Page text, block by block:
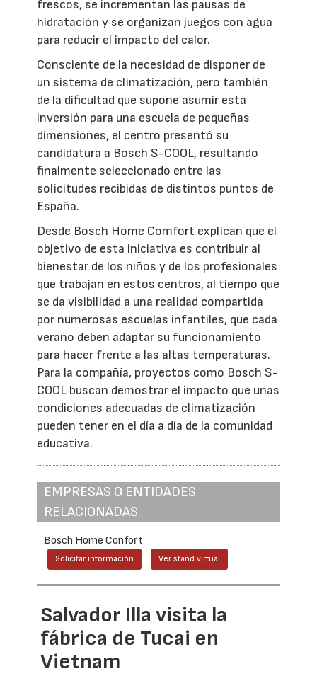
frescos, se incrementan las pausas de
hidratación y se organizan juegos con agua
para reducir el impacto del calor.
Consciente de la necesidad de disponer de
un sistema de climatización, pero también
de la dificultad que supone asumir esta
inversión para una escuela de pequeñas
dimensiones, el centro presentó su
candidatura a Bosch S-COOL, resultando
finalmente seleccionado entre las
solicitudes recibidas de distintos puntos de
España.
Desde Bosch Home Comfort explican que el
objetivo de esta iniciativa es contribuir al
bienestar de los niños y de los profesionales
que trabajan en estos centros, al tiempo que
se da visibilidad a una realidad compartida
por numerosas escuelas infantiles, que cada
verano deben adaptar su funcionamiento
para hacer frente a las altas temperaturas.
Para la compañía, proyectos como Bosch S-
COOL buscan demostrar el impacto que unas
condiciones adecuadas de climatización
pueden tener en el día a día de la comunidad
educativa.
EMPRESAS O ENTIDADES
RELACIONADAS
Bosch Home Confort
Solicitar información Ver stand virtual
Salvador Illa visita la
fábrica de Tucai en
Vietnam